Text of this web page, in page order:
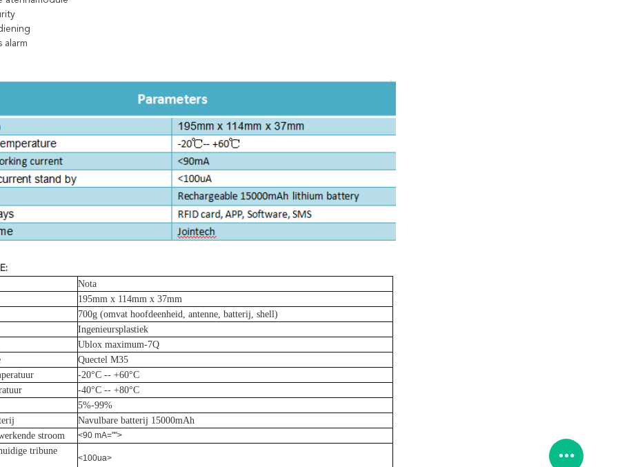
alarm
Nota
195mm x 114mm x 37mm
700g (omvat hoofdeenheid, antenne, batterij, shell)
Ingenieursplastiek
Ublox maximum-7Q
Quectel M35
-20°C -- +60°C
-40°C -- +80°C
5%-99%
Navulbare batterij 15000mAh
stroom
<90 mA="">
tribune
<100ua>